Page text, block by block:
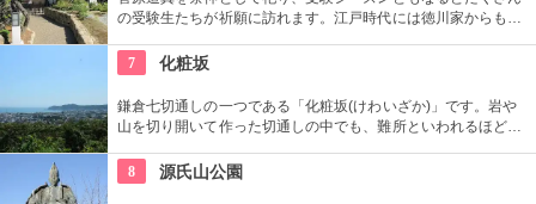
の受験生たちが祈願に訪れます。江戸時代には徳川家からも尊
おり、境内には約300本もの梅があり、毎年時期になるとかぐ
わしい香りを漂わせます。2月上旬〜3月上旬には梅祭りも開催
されて賑わいます。
7 化粧坂
鎌倉七切通しの一つである「化粧坂(けわいざか)」です。岩や
山を切り開いて作った切通しの中でも、難所といわれるほど化
で、ヒールやブーツは厳禁です！頂上の源氏山公園にシートを
ひいてお弁当を食べるのもお勧めです。
8 源氏山公園